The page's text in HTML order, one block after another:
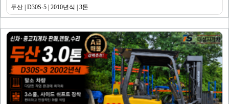
두산 | D30S-5 | 2010년식 | 3톤